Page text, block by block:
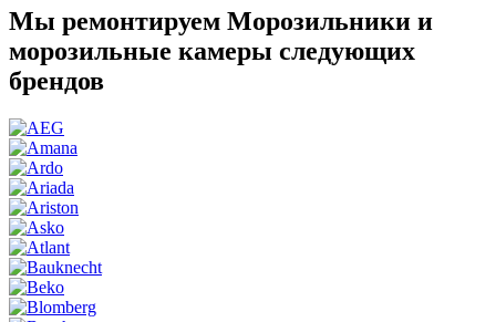
Мы ремонтируем Морозильники и
морозильные камеры следующих
брендов